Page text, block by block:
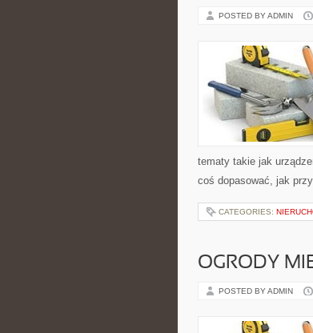
POSTED BY ADMIN
tematy takie jak
coś dopasować, jak
CATEGORIES:
OGRODY
POSTED BY ADMIN